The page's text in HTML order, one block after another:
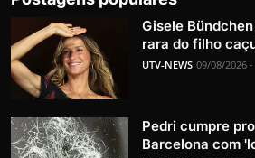
Gisele
rara do filho
UTV-NEWS 09/08/2026 -
Pedri cumpre
Barcelona com